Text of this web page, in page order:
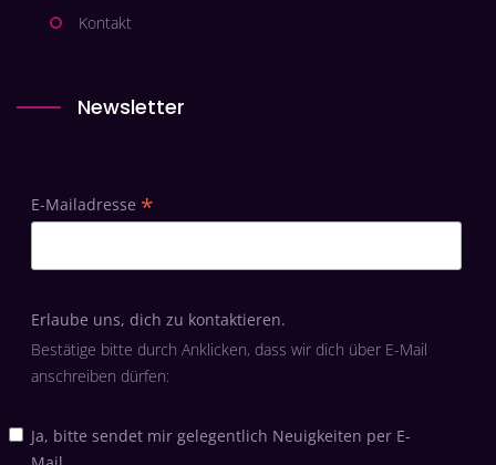
Kontakt
Newsletter
E-Mailadresse *
Erlaube uns, dich zu kontaktieren.
Bestätige bitte durch Anklicken, dass wir dich über E-Mail
anschreiben dürfen:
Ja, bitte sendet mir gelegentlich Neuigkeiten per E-